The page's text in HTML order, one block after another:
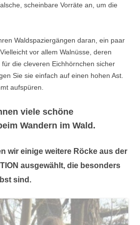
scheinbare Vorräte an, um die
Waldspaziergängen daran, ein paar
vor allem Walnüsse, deren
die cleveren Eichhörnchen sicher
Sie sie einfach auf einen hohen Ast.
aufspüren.
viele schöne
Wandern im Wald.
wir einige weitere Röcke aus der
ausgewählt, die besonders
sind.